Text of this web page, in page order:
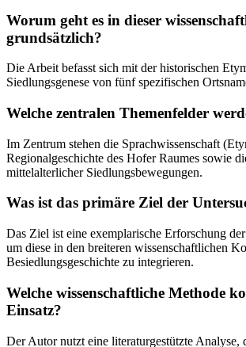
Worum geht es in dieser
grundsätzlich?
Die Arbeit befasst sich mit der historischen
Siedlungsgenese von fünf spezifischen
Welche zentralen Themenfelder
Im Zentrum stehen die Sprachwissenschaft
Regionalgeschichte des Hofer Raumes sowie
mittelalterlicher Siedlungsbewegungen.
Was ist das primäre Ziel der
Das Ziel ist eine exemplarische Erforschung
um diese in den breiteren wissenschaftlichen
Besiedlungsgeschichte zu integrieren.
Welche wissenschaftliche Methode
Einsatz?
Der Autor nutzt eine literaturgestützte Analyse,